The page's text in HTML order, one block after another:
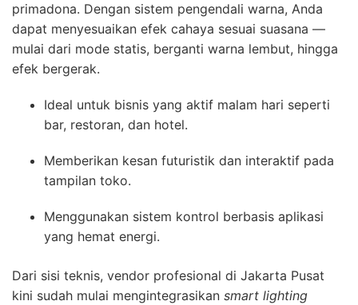
primadona. Dengan sistem pengendali warna, Anda
dapat menyesuaikan efek cahaya sesuai suasana —
mulai dari mode statis, berganti warna lembut, hingga
efek bergerak.
Ideal untuk bisnis yang aktif malam hari seperti
bar, restoran, dan hotel.
Memberikan kesan futuristik dan interaktif pada
tampilan toko.
Menggunakan sistem kontrol berbasis aplikasi
yang hemat energi.
Dari sisi teknis, vendor profesional di Jakarta Pusat
kini sudah mulai mengintegrasikan smart lighting